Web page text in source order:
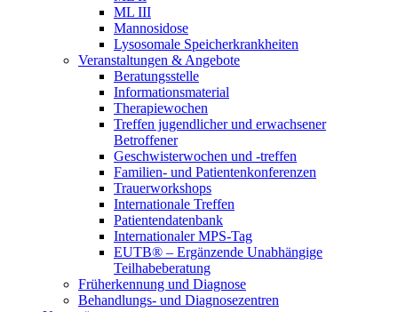
ML III
Mannosidose
Lysosomale Speicherkrankheiten
Veranstaltungen & Angebote
Beratungsstelle
Informationsmaterial
Therapiewochen
Treffen jugendlicher und erwachsener
Betroffener
Geschwisterwochen und -treffen
Familien- und Patientenkonferenzen
Trauerworkshops
Internationale Treffen
Patientendatenbank
Internationaler MPS-Tag
EUTB® – Ergänzende Unabhängige
Teilhabeberatung
Früherkennung und Diagnose
Behandlungs- und Diagnosezentren